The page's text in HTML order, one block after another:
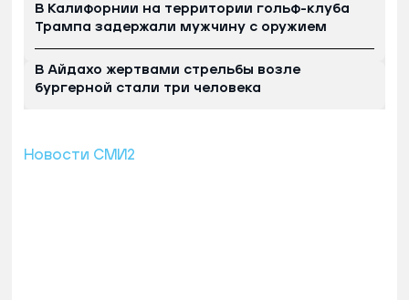
В Калифорнии на территории гольф-клуба
Трампа задержали мужчину с оружием
В Айдахо жертвами стрельбы возле
бургерной стали три человека
Новости СМИ2